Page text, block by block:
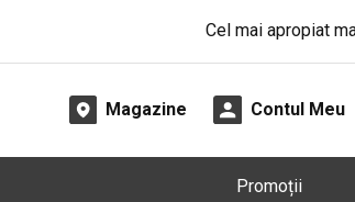
Cel mai apropiat
Magazine Contul Meu
Promoții